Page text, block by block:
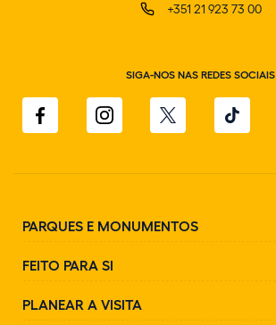
+351 21 923 73 00
SIGA-NOS NAS REDES SOCIAIS
PARQUES E MONUMENTOS
FEITO PARA SI
PLANEAR A VISITA